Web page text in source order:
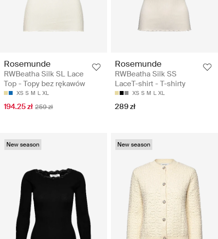
Rosemunde
RWBeatha Silk SL Lace
Top - Topy bez rękawów
XS S M L XL
194.25 zł 259 zł
Rosemunde
RWBeatha Silk SS
LaceT-shirt - T-shirty
XS S M L XL
289 zł
New season New season